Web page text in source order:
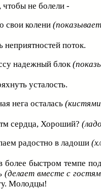
чтобы не болели -
свои колени
неприятностей поток.
надежный блок
усталость.
нега осталась
сердца, Хороший?
радостно в ладоши
более быстром темпе
(делает вместе с
Молодцы!